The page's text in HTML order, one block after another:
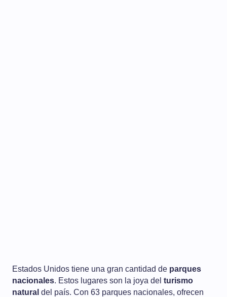
Estados Unidos tiene una gran cantidad de parques
nacionales. Estos lugares son la joya del turismo
natural del país. Con 63 parques nacionales, ofrecen